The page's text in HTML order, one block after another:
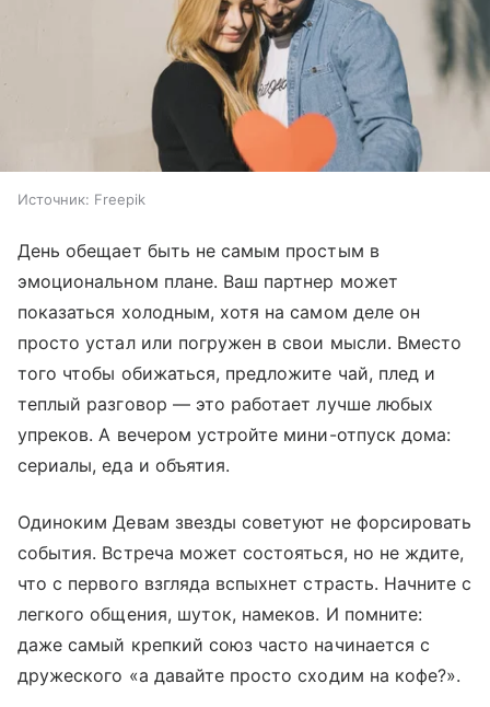
Источник: Freepik
День обещает быть не самым простым в
эмоциональном плане. Ваш партнер может
показаться холодным, хотя на самом деле он
просто устал или погружен в свои мысли. Вместо
того чтобы обижаться, предложите чай, плед и
теплый разговор — это работает лучше любых
упреков. А вечером устройте мини-отпуск дома:
сериалы, еда и объятия.
Одиноким Девам звезды советуют не форсировать
события. Встреча может состояться, но не ждите,
что с первого взгляда вспыхнет страсть. Начните с
легкого общения, шуток, намеков. И помните:
даже самый крепкий союз часто начинается с
дружеского «а давайте просто сходим на кофе?».